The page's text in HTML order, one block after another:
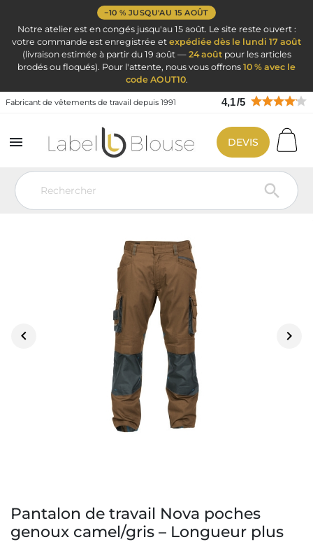
−10 % JUSQU'AU 15 AOÛT
Notre atelier est en congés jusqu'au 15 août. Le site reste ouvert :
votre commande est enregistrée et expédiée dès le lundi 17 août
(livraison estimée à partir du 19 août — 24 aoûtpour les articles
brodés ou floqués). Pour l'attente, nous vous offrons 10 % avec le
code AOUT10.
Fabricant de vêtements de travail depuis 1991 4,1/5


DEVIS
Vêtement de travail Vêtement de travail
Pantalon de travail
 
Pantalon de travail Nova poches
genoux camel/gris – Longueur plus